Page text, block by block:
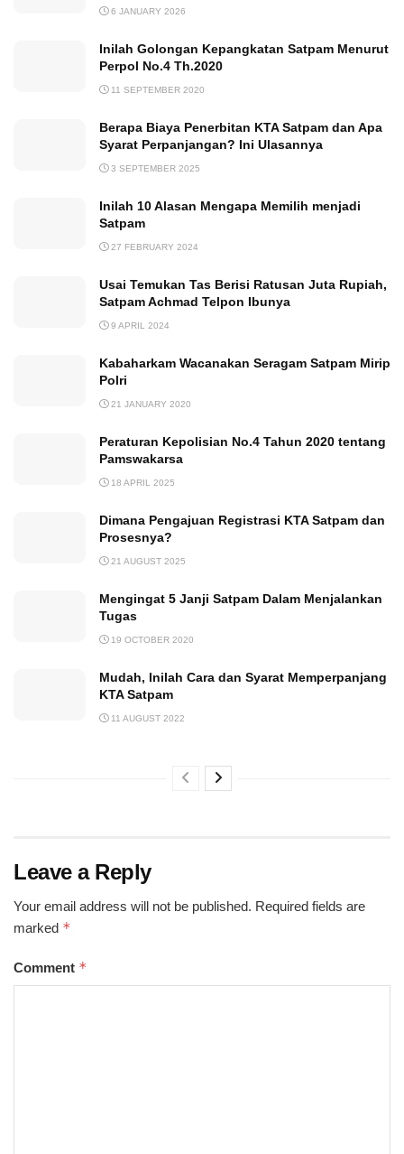
6 JANUARY 2026
Inilah Golongan Kepangkatan Satpam Menurut
Perpol No.4 Th.2020
11 SEPTEMBER 2020
Berapa Biaya Penerbitan KTA Satpam dan Apa
Syarat Perpanjangan? Ini Ulasannya
3 SEPTEMBER 2025
Inilah 10 Alasan Mengapa Memilih menjadi
Satpam
27 FEBRUARY 2024
Usai Temukan Tas Berisi Ratusan Juta Rupiah,
Satpam Achmad Telpon Ibunya
9 APRIL 2024
Kabaharkam Wacanakan Seragam Satpam Mirip
Polri
21 JANUARY 2020
Peraturan Kepolisian No.4 Tahun 2020 tentang
Pamswakarsa
18 APRIL 2025
Dimana Pengajuan Registrasi KTA Satpam dan
Prosesnya?
21 AUGUST 2025
Mengingat 5 Janji Satpam Dalam Menjalankan
Tugas
19 OCTOBER 2020
Mudah, Inilah Cara dan Syarat Memperpanjang
KTA Satpam
11 AUGUST 2022
Leave a Reply
Your email address will not be published. Required fields are
marked *
Comment *